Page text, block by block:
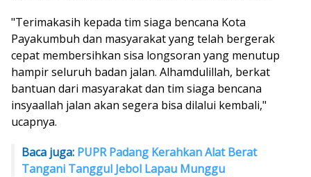
"Terimakasih kepada tim siaga bencana Kota
Payakumbuh dan masyarakat yang telah bergerak
cepat membersihkan sisa longsoran yang menutup
hampir seluruh badan jalan. Alhamdulillah, berkat
bantuan dari masyarakat dan tim siaga bencana
insyaallah jalan akan segera bisa dilalui kembali,"
ucapnya.
Baca juga: PUPR Padang Kerahkan Alat Berat
Tangani Tanggul Jebol Lapau Munggu